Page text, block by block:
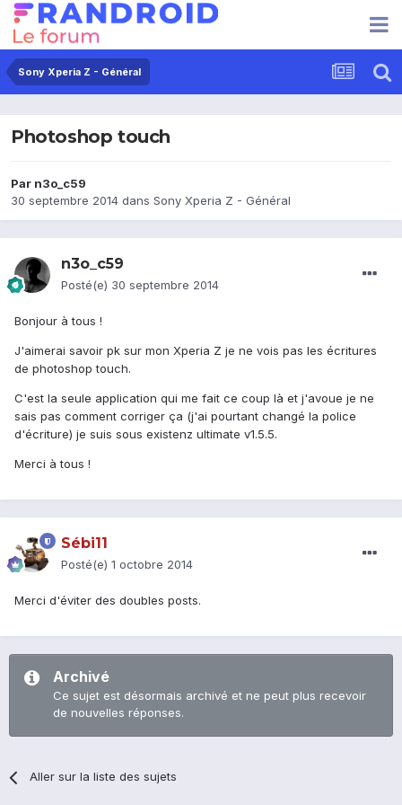
Sony Xperia Z - Général
Photoshop touch
Par n3o_c59
30 septembre 2014 dans Sony Xperia Z - Général
n3o_c59
Posté(e) 30 septembre 2014
Bonjour à tous !
J'aimerai savoir pk sur mon Xperia Z je ne vois pas les écritures
de photoshop touch.
C'est la seule application qui me fait ce coup là et j'avoue je ne
sais pas comment corriger ça (j'ai pourtant changé la police
d'écriture) je suis sous existenz ultimate v1.5.5.
Merci à tous !
Sébi11
Posté(e) 1 octobre 2014
Merci d'éviter des doubles posts.
Archivé
Ce sujet est désormais archivé et ne peut plus recevoir
de nouvelles réponses.
Aller sur la liste des sujets